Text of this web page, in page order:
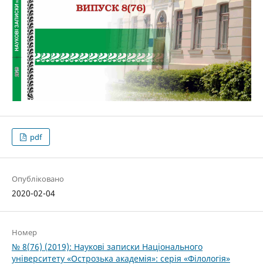
pdf
Опубліковано
2020-02-04
Номер
№ 8(76) (2019): Наукові записки Національного
університету «Острозька академія»: серія­ «Філо­ло­гія»